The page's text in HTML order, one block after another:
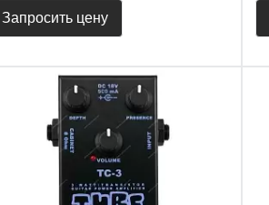
Запросить цену